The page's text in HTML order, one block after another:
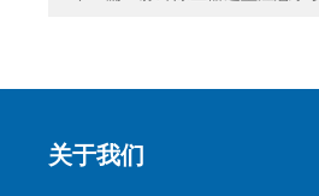
关于我们